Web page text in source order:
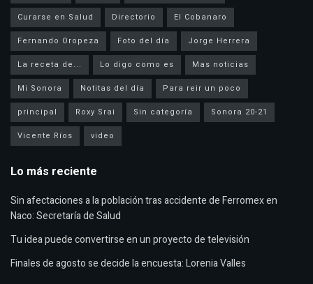
Curarse en Salud
Directorio
El Cobanaro
Fernando Oropeza
Foto del día
Jorge Herrera
La receta de...
Lo digo como es
Mas noticias
Mi Sonora
Notitas del día
Para reir un poco
principal
Roxy Srai Sin categoría
Sonora 20-21
Vicente Ríos
video
Lo más reciente
Sin afectaciones a la población tras accidente de Ferromex en
Naco: Secretaría de Salud
Tu idea puede convertirse en un proyecto de televisión
Finales de agosto se decide la encuesta: Lorenia Valles